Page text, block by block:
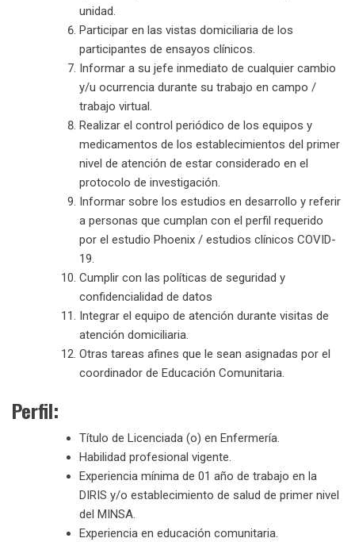
unidad.
Participar en las vistas domiciliaria de los
participantes de ensayos clínicos.
Informar a su jefe inmediato de cualquier cambio
y/u ocurrencia durante su trabajo en campo /
trabajo virtual.
Realizar el control periódico de los equipos y
medicamentos de los establecimientos del primer
nivel de atención de estar considerado en el
protocolo de investigación.
Informar sobre los estudios en desarrollo y referir
a personas que cumplan con el perfil requerido
por el estudio Phoenix / estudios clínicos COVID-
19.
Cumplir con las políticas de seguridad y
confidencialidad de datos
Integrar el equipo de atención durante visitas de
atención domiciliaria.
Otras tareas afines que le sean asignadas por el
coordinador de Educación Comunitaria.
Perfil:
Título de Licenciada (o) en Enfermería.
Habilidad profesional vigente.
Experiencia mínima de 01 año de trabajo en la
DIRIS y/o establecimiento de salud de primer nivel
del MINSA.
Experiencia en educación comunitaria.